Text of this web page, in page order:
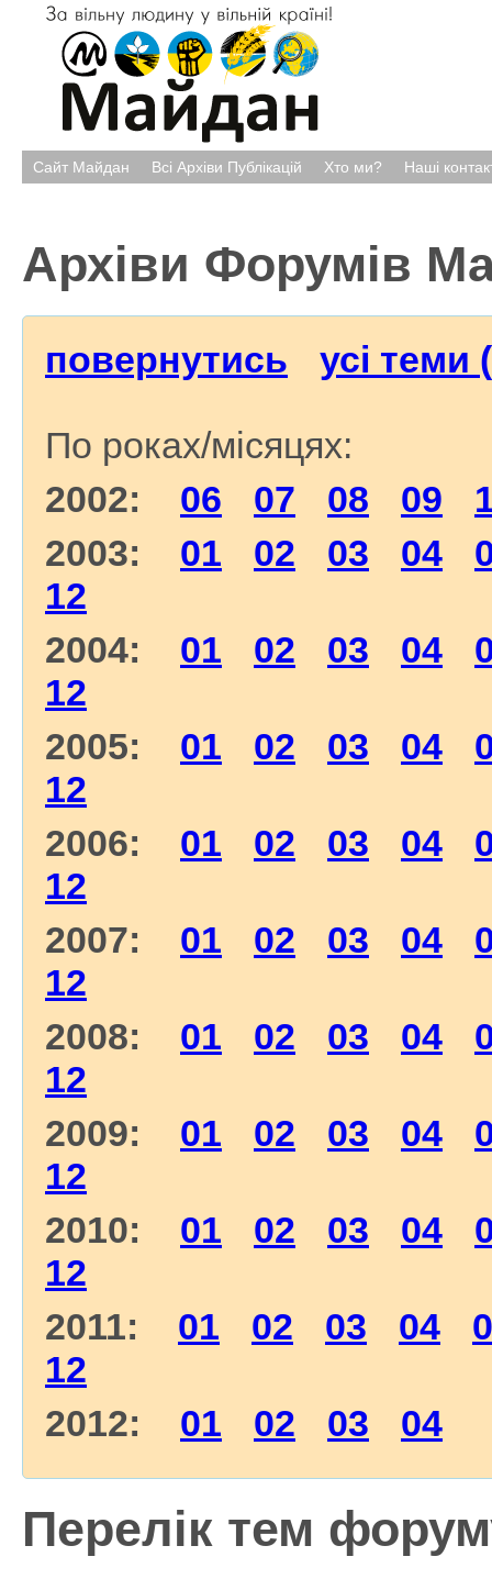
Сайт Майдан Всі Архіви Публікацій Хто ми? Наші
Архіви Форумів
повернутись усі теми
По роках/місяцях:
2002: 06 07 08 09
2003: 01 02 03 04
12
2004: 01 02 03 04
12
2005: 01 02 03 04
12
2006: 01 02 03 04
12
2007: 01 02 03 04
12
2008: 01 02 03 04
12
2009: 01 02 03 04
12
2010: 01 02 03 04
12
2011: 01 02 03 04
12
2012: 01 02 03 04
Перелік тем